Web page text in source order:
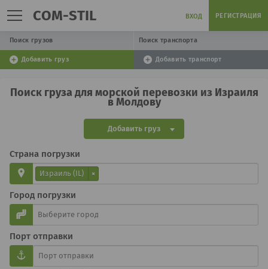
COM-STIL ВХОД РЕГИСТРАЦИЯ
Поиск грузов Поиск транспорта
Добавить груз Добавить транспорт
Поиск груза для морской перевозки из Израиля
в Молдову
Добавить груз
Страна погрузки
Израиль (IL) ×
Город погрузки
Порт отправки